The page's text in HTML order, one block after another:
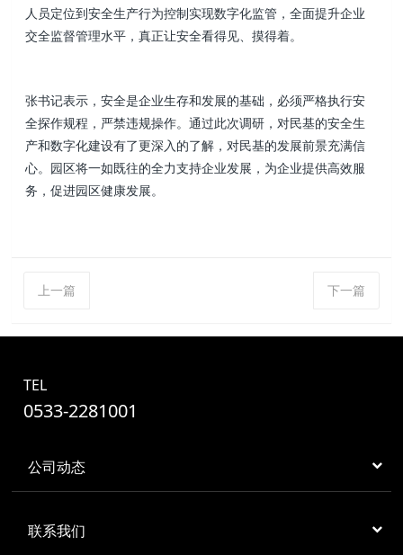
人员定位到安全生产行为控制实现数字化监管，全面提升企业
交全监督管理水平，真正让安全看得见、摸得着。
张书记表示，安全是企业生存和发展的基础，必须严格执行安
全探作规程，严禁违规操作。通过此次调研，对民基的安全生
产和数字化建设有了更深入的了解，对民基的发展前景充满信
心。园区将一如既往的全力支持企业发展，为企业提供高效服
务，促进园区健康发展。
上一篇 下一篇
TEL
0533-2281001
公司动态
联系我们